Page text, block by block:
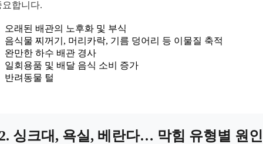
요합니다.
오래된 배관의 노후화 및 부식
음식물 찌꺼기, 머리카락, 기름 덩어리 등 이물질 축적
완만한 하수 배관 경사
일회용품 및 배달 음식 소비 증가
반려동물 털
싱크대, 욕실, 베란다… 막힘 유형별 원인